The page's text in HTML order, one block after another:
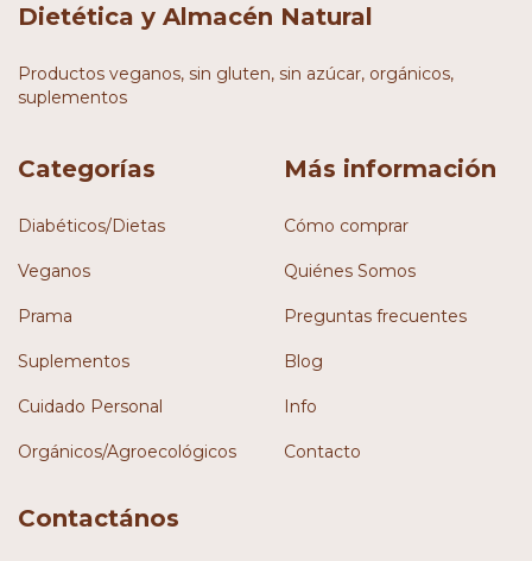
Dietética y Almacén Natural
Productos veganos, sin gluten, sin azúcar, orgánicos,
suplementos
Categorías
Diabéticos/Dietas
Veganos
Prama
Suplementos
Cuidado Personal
Orgánicos/Agroecológicos
Más información
Cómo comprar
Quiénes Somos
Preguntas frecuentes
Blog
Info
Contacto
Contactános